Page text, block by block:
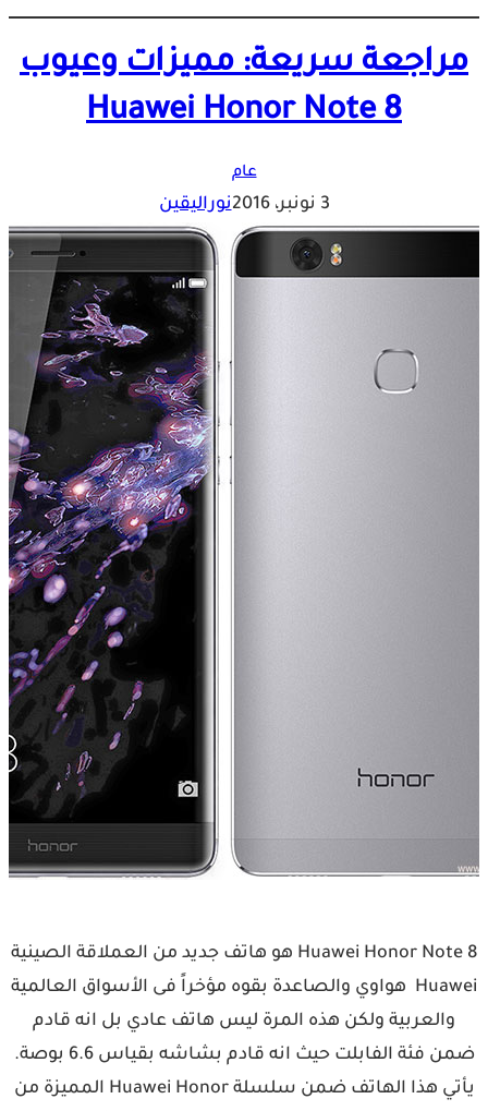
مراجعة سريعة: مميزات وعيوب
Huawei Honor Note 8
عام
3 نونبر، 2016 نوراليقين
Huawei Honor Note 8 هو هاتف جديد من العملاقة الصينية
Huawei هواوي والصاعدة بقوه مؤخراً فى الأسواق العالمية
والعربية ولكن هذه المرة ليس هاتف عادي بل انه قادم
ضمن فئة الفابلت حيث انه قادم بشاشه بقياس 6.6 بوصة.
يأتي هذا الهاتف ضمن سلسلة Huawei Honor المميزة من